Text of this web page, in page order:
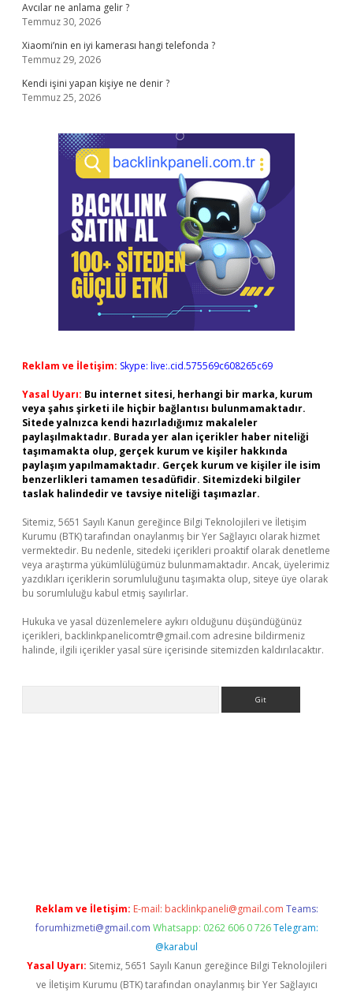
Avcılar ne anlama gelir ?
Temmuz 30, 2026
Xiaomi’nin en iyi kamerası hangi telefonda ?
Temmuz 29, 2026
Kendi işini yapan kişiye ne denir ?
Temmuz 25, 2026
Reklam ve İletişim: Skype: live:.cid.575569c608265c69
Yasal Uyarı: Bu internet sitesi, herhangi bir marka, kurum
veya şahıs şirketi ile hiçbir bağlantısı bulunmamaktadır.
Sitede yalnızca kendi hazırladığımız makaleler
paylaşılmaktadır. Burada yer alan içerikler haber niteliği
taşımamakta olup, gerçek kurum ve kişiler hakkında
paylaşım yapılmamaktadır. Gerçek kurum ve kişiler ile isim
benzerlikleri tamamen tesadüfidir. Sitemizdeki bilgiler
taslak halindedir ve tavsiye niteliği taşımazlar.
Sitemiz, 5651 Sayılı Kanun gereğince Bilgi Teknolojileri ve İletişim
Kurumu (BTK) tarafından onaylanmış bir Yer Sağlayıcı olarak hizmet
vermektedir. Bu nedenle, sitedeki içerikleri proaktif olarak denetleme
veya araştırma yükümlülüğümüz bulunmamaktadır. Ancak, üyelerimiz
yazdıkları içeriklerin sorumluluğunu taşımakta olup, siteye üye olarak
bu sorumluluğu kabul etmiş sayılırlar.
Hukuka ve yasal düzenlemelere aykırı olduğunu düşündüğünüz
içerikleri, backlinkpanelicomtr@gmail.com adresine bildirmeniz
halinde, ilgili içerikler yasal süre içerisinde sitemizden kaldırılacaktır.
Reklam ve İletişim: E-mail: backlinkpaneli@gmail.com Teams:
forumhizmeti@gmail.com Whatsapp: 0262 606 0 726 Telegram:
@karabul
Yasal Uyarı: Sitemiz, 5651 Sayılı Kanun gereğince Bilgi Teknolojileri
ve İletişim Kurumu (BTK) tarafından onaylanmış bir Yer Sağlayıcı